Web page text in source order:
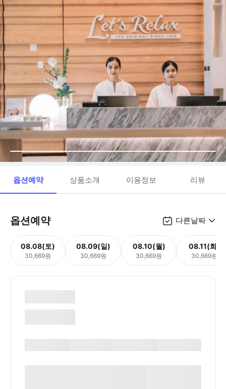
옵션예약 상품소개 이용정보 리뷰
옵션예약 다른날짜
08.08(토)
30,669원
08.09(일)
30,669원
08.10(월)
30,669원
08.11(화)
30,669원